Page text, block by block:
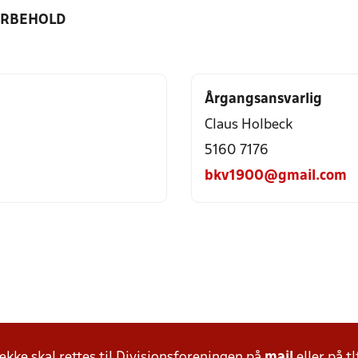
Årgangsansvarlig
Claus Holbeck
5160 7176
bkv1900@gmail.com